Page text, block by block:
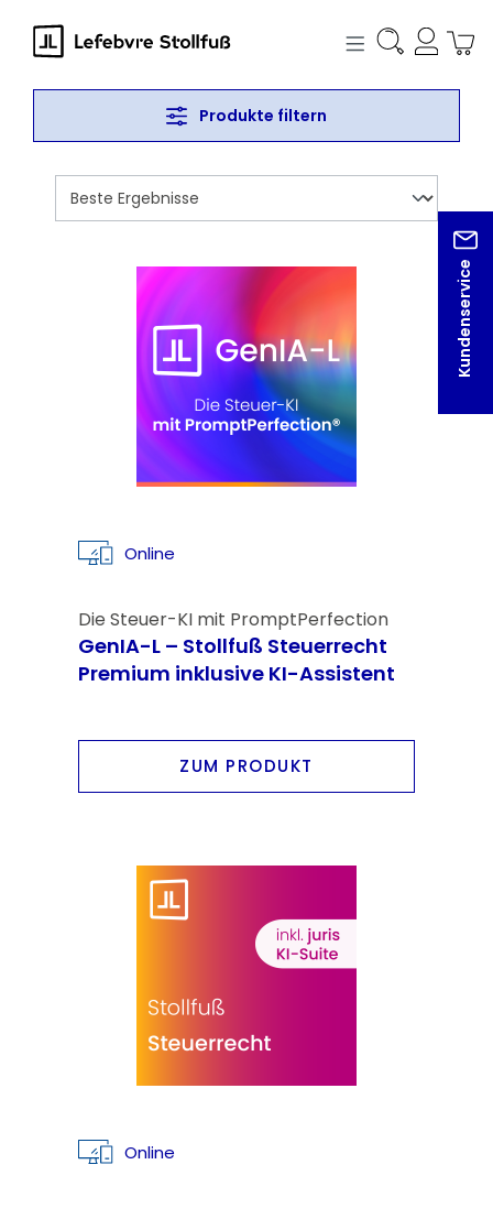
springen
Kundenservice
Produkte filtern
Online
Die Steuer-KI mit PromptPerfection
GenIA-L – Stollfuß Steuerrecht
Premium inklusive KI-Assistent
ZUM PRODUKT
Online